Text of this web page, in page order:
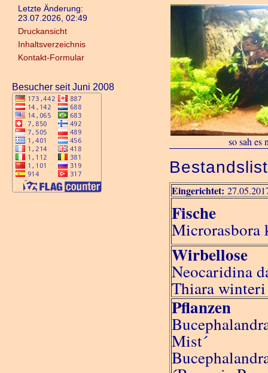
Letzte Änderung:
23.07.2026, 02:49
Druckansicht
Inhaltsverzeichnis
Kontakt-Formular
Besucher seit Juni 2008
so sah es
Eingerichtet:
Fische
Microrasbora
Wirbellose
Neocaridina
Thiara winteri
Pflanzen
Mist´